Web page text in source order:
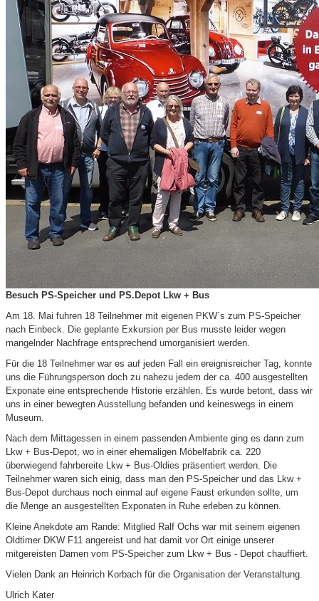
Besuch PS-Speicher und PS.Depot Lkw + Bus
Am 18. Mai fuhren 18 Teilnehmer mit eigenen PKW´s zum PS-Speicher
nach Einbeck. Die geplante Exkursion per Bus musste leider wegen
mangelnder Nachfrage entsprechend umorganisiert werden.
Für die 18 Teilnehmer war es auf jeden Fall ein ereignisreicher Tag, konnte
uns die Führungsperson doch zu nahezu jedem der ca. 400 ausgestellten
Exponate eine entsprechende Historie erzählen. Es wurde betont, dass wir
uns in einer bewegten Ausstellung befanden und keineswegs in einem
Museum.
Nach dem Mittagessen in einem passenden Ambiente ging es dann zum
Lkw + Bus-Depot, wo in einer ehemaligen Möbelfabrik ca. 220
überwiegend fahrbereite Lkw + Bus-Oldies präsentiert werden. Die
Teilnehmer waren sich einig, dass man den PS-Speicher und das Lkw +
Bus-Depot durchaus noch einmal auf eigene Faust erkunden sollte, um
die Menge an ausgestellten Exponaten in Ruhe erleben zu können.
Kleine Anekdote am Rande: Mitglied Ralf Ochs war mit seinem eigenen
Oldtimer DKW F11 angereist und hat damit vor Ort einige unserer
mitgereisten Damen vom PS-Speicher zum Lkw + Bus - Depot chauffiert.
Vielen Dank an Heinrich Korbach für die Organisation der Veranstaltung.
Ulrich Kater